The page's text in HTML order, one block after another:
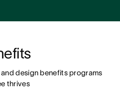
design benefits programs
thrives